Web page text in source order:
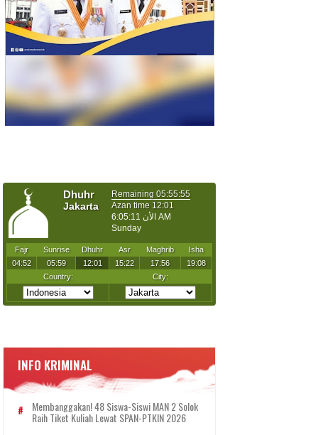
INFO KRIMINAL
Membanggakan! 48 Siswa-Siswi MAN 2 Solok
Raih Tiket Kuliah Lewat SPAN-PTKIN 2026